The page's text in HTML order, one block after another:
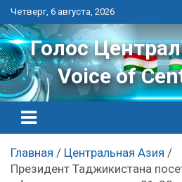
Перейти
к
контенту
Четверг, 6 августа, 2026
Голос
Voice of
Главная
Центральная Азия
Президент Таджикистана